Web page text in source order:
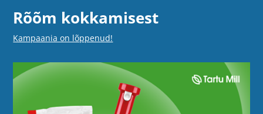
Rõõm kokkamisest
Kampaania on lõppenud!